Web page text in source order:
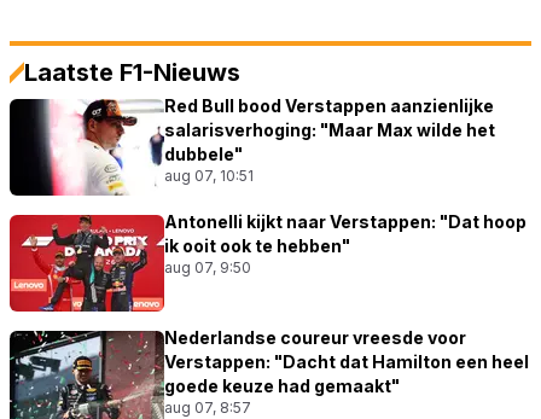
Laatste F1-Nieuws
Red Bull bood Verstappen aanzienlijke
salarisverhoging: "Maar Max wilde het
dubbele"
aug 07, 10:51
Antonelli kijkt naar Verstappen: "Dat hoop
ik ooit ook te hebben"
aug 07, 9:50
Nederlandse coureur vreesde voor
Verstappen: "Dacht dat Hamilton een heel
goede keuze had gemaakt"
aug 07, 8:57